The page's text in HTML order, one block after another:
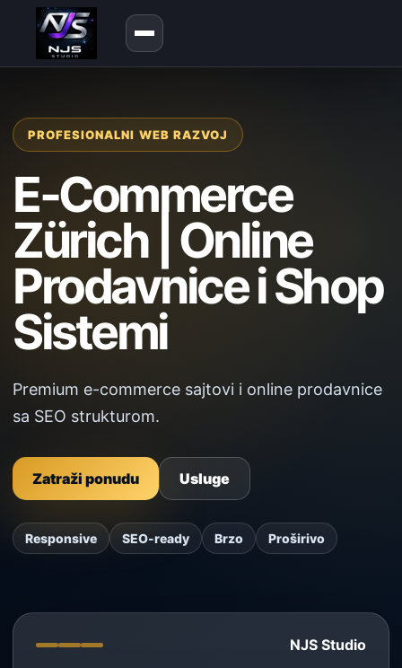
PROFESIONALNI WEB RAZVOJ
E-Commerce
Zürich | Online
Prodavnice i Shop
Sistemi
Premium e-commerce sajtovi i online prodavnice
sa SEO strukturom.
Zatraži ponudu Usluge
Responsive SEO-ready Brzo Proširivo
NJS Studio